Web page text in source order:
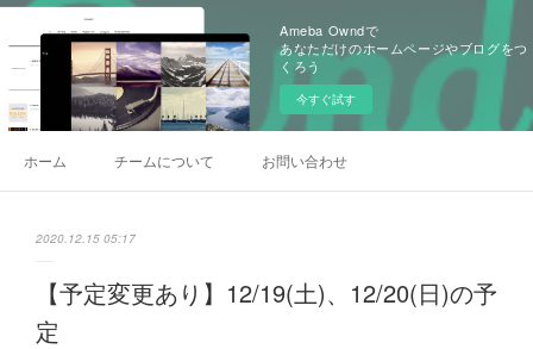
Ameba Owndで
あなただけのホームページやブログをつ
くろう
今すぐ試す
ホーム チームについて お問い合わせ
2020.12.15 05:17
【予定変更あり】12/19(土)、12/20(日)の予
定